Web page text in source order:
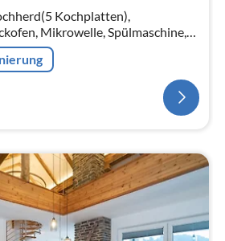
Kochplatten),
Mikrowelle, Spülmaschine,
Wohn/Esszimmer(TV,
Sitzecke)